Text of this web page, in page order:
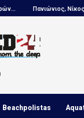
Πανιώνιος, Νίκος
Beachpolistas